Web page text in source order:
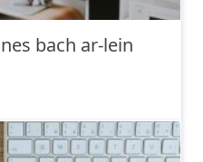
bach ar-lein